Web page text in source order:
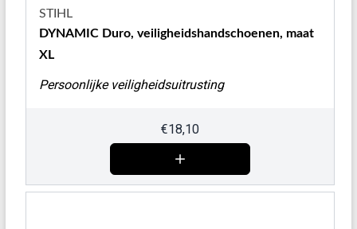
STIHL
DYNAMIC Duro, veiligheidshandschoenen, maat
XL
Persoonlijke veiligheidsuitrusting
€18,10